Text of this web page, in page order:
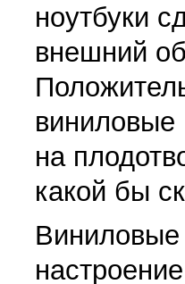
ноутбуки
внешний
виниловые
на
какой бы
Виниловые